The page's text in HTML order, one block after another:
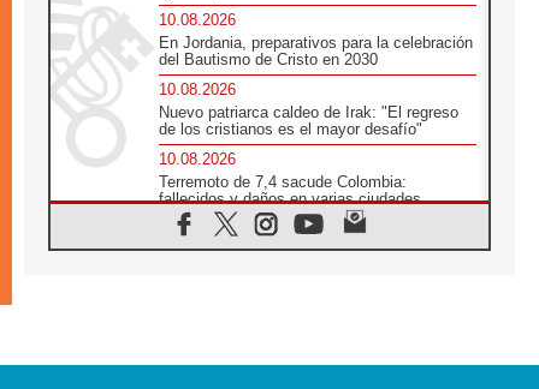
10.08.2026
En Jordania, preparativos para la celebración
del Bautismo de Cristo en 2030
10.08.2026
Nuevo patriarca caldeo de Irak: "El regreso
de los cristianos es el mayor desafío"
10.08.2026
Terremoto de 7,4 sacude Colombia:
fallecidos y daños en varias ciudades
10.08.2026
Ébola en RD Congo: Alarma de la UNICEF
10.08.2026